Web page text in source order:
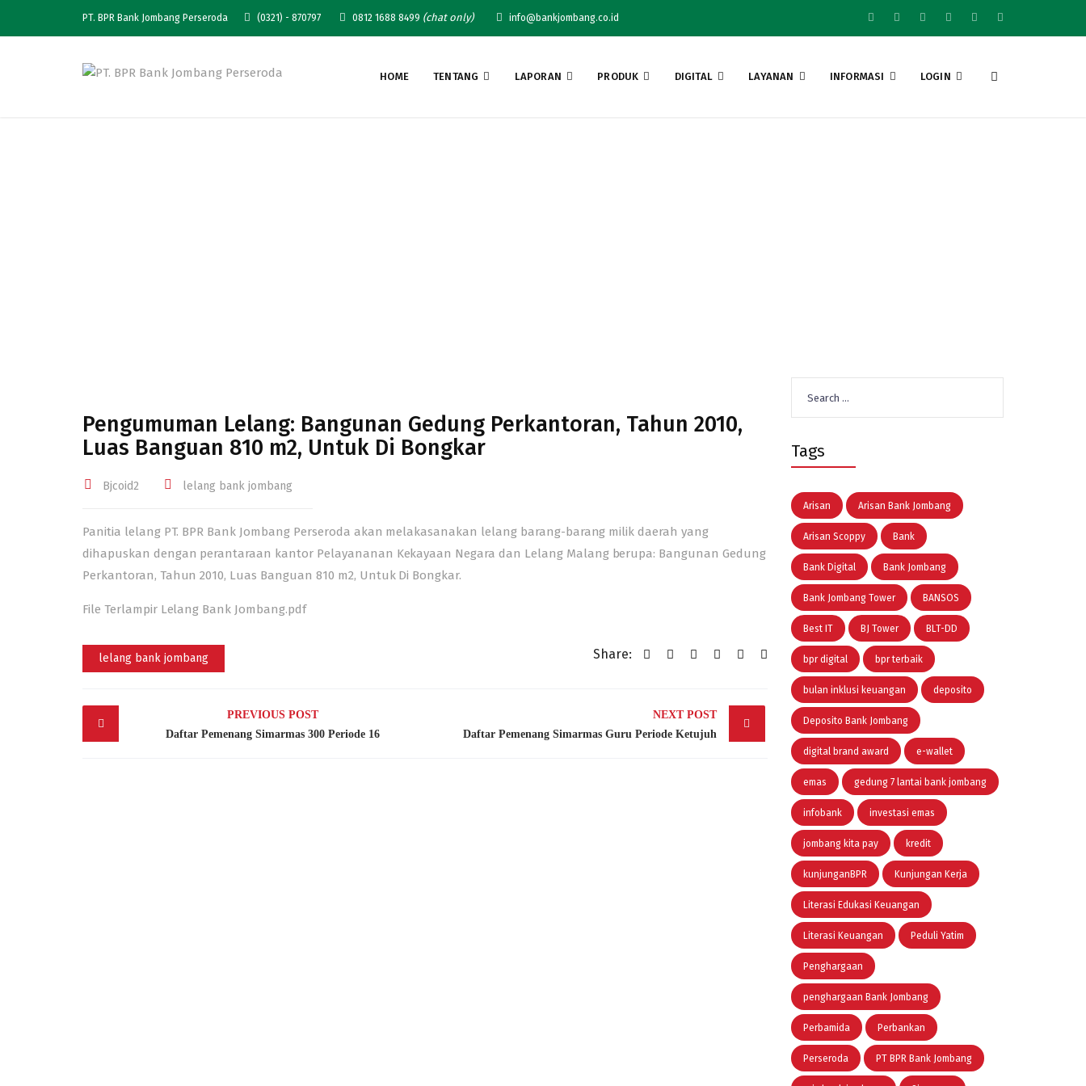
PT. BPR Bank Jombang Perseroda (0321) - 870797 0812 1688 8499 (chat only) info@bankjombang.co.id
HOME TENTANG LAPORAN PRODUK DIGITAL LAYANAN INFORMASI LOGIN
Pengumuman Lelang: Bangunan Gedung Perkantoran, Tahun 2010,
Luas Banguan 810 m2, Untuk Di Bongkar
Bjcoid2 lelang bank jombang
Panitia lelang PT. BPR Bank Jombang Perseroda akan melakasanakan lelang barang-barang milik daerah yang
dihapuskan dengan perantaraan kantor Pelayananan Kekayaan Negara dan Lelang Malang berupa: Bangunan Gedung
Perkantoran, Tahun 2010, Luas Banguan 810 m2, Untuk Di Bongkar.
File Terlampir Lelang Bank Jombang.pdf
lelang bank jombang Share:
Post
navigation
PREVIOUS POST
Daftar Pemenang Simarmas 300 Periode 16
NEXT POST
Daftar Pemenang Simarmas Guru Periode Ketujuh
for:
Tags
Arisan Arisan Bank Jombang
Arisan Scoppy Bank
Bank Digital Bank Jombang
Bank Jombang Tower BANSOS
Best IT BJ Tower BLT-DD
bpr digital bpr terbaik
bulan inklusi keuangan deposito
Deposito Bank Jombang
digital brand award e-wallet
emas gedung 7 lantai bank jombang
infobank investasi emas
jombang kita pay kredit
kunjunganBPR Kunjungan Kerja
Literasi Edukasi Keuangan
Literasi Keuangan Peduli Yatim
Penghargaan
penghargaan Bank Jombang
Perbamida Perbankan
Perseroda PT BPR Bank Jombang